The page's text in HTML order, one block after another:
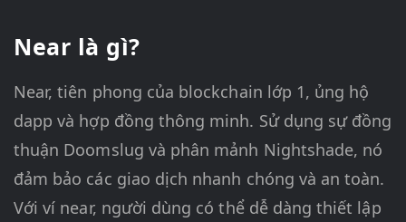
Near là gì?
Near, tiên phong của blockchain lớp 1, ủng hộ
dapp và hợp đồng thông minh. Sử dụng sự đồng
thuận Doomslug và phân mảnh Nightshade, nó
đảm bảo các giao dịch nhanh chóng và an toàn.
Với ví near, người dùng có thể dễ dàng thiết lập